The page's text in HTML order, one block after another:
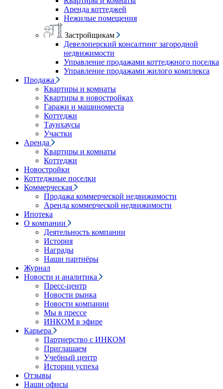
Аренда коттеджей
Нежилые помещения
Застройщикам
Девелоперский консалтинг загородной
недвижимости
Управление продажами коттеджного поселка
Управление продажами жилого комплекса
Продажа
Квартиры и комнаты
Квартиры в новостройках
Гаражи и машиноместа
Коттеджи
Таунхаусы
Участки
Аренда
Квартиры и комнаты
Коттеджи
Новостройки
Коттеджные поселки
Коммерческая
Продажа коммерческой недвижимости
Аренда коммерческой недвижимости
Ипотека
О компании
Деятельность компании
История
Награды
Наши партнёры
Журнал
Новости и аналитика
Пресс-центр
Новости рынка
Новости компании
Мы в прессе
ИНКОМ в эфире
Карьера
Партнерство с ИНКОМ
Приглашаем
Учебный центр
Истории успеха
Отзывы
Наши офисы